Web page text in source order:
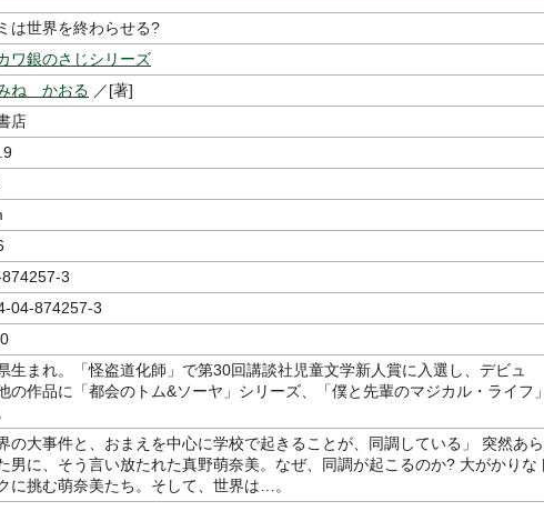
は世界を終わらせる?
ワ銀のさじシリーズ
ね かおる ／[著]
店
3
04-874257-3
生まれ。「怪盗道化師」で第30回講談社児童文学新人賞に入選し、デビュ
の作品に「都会のトム&ソーヤ」シリーズ、「僕と先輩のマジカル・ライフ
界の大事件と、おまえを中心に学校で起きることが、同調している」 突然あら
男に、そう言い放たれた真野萌奈美。なぜ、同調が起こるのか? 大がかりな
に挑む萌奈美たち。そして、世界は…。